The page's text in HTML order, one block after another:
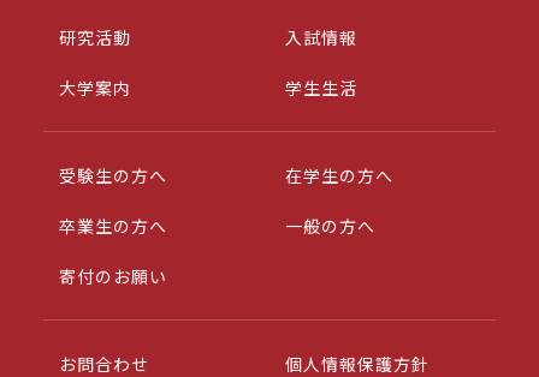
研究活動 入試情報
大学案内 学生生活
受験生の方へ 在学生の方へ
卒業生の方へ 一般の方へ
寄付のお願い
お問合わせ 個人情報保護方針